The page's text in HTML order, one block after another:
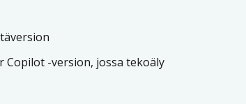
Copilot -version, jossa tekoäly